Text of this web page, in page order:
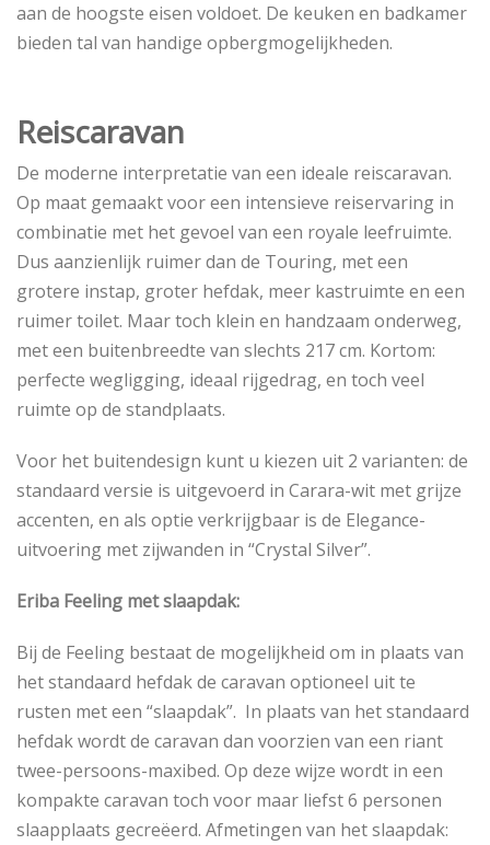
aan de hoogste eisen voldoet. De keuken en badkamer
bieden tal van handige opbergmogelijkheden.
Reiscaravan
De moderne interpretatie van een ideale reiscaravan.
Op maat gemaakt voor een intensieve reiservaring in
combinatie met het gevoel van een royale leefruimte.
Dus aanzienlijk ruimer dan de Touring, met een
grotere instap, groter hefdak, meer kastruimte en een
ruimer toilet. Maar toch klein en handzaam onderweg,
met een buitenbreedte van slechts 217 cm. Kortom:
perfecte wegligging, ideaal rijgedrag, en toch veel
ruimte op de standplaats.
Voor het buitendesign kunt u kiezen uit 2 varianten: de
standaard versie is uitgevoerd in Carara-wit met grijze
accenten, en als optie verkrijgbaar is de Elegance-
uitvoering met zijwanden in “Crystal Silver”.
Eriba Feeling met slaapdak:
Bij de Feeling bestaat de mogelijkheid om in plaats van
het standaard hefdak de caravan optioneel uit te
rusten met een “slaapdak”. In plaats van het standaard
hefdak wordt de caravan dan voorzien van een riant
twee-persoons-maxibed. Op deze wijze wordt in een
kompakte caravan toch voor maar liefst 6 personen
slaapplaats gecreëerd. Afmetingen van het slaapdak: